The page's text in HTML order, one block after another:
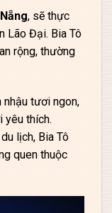
, sẽ thực
Lão Đại. Bia Tô
rộng, thường
nhậu tươi ngon,
yêu thích.
lịch, Bia Tô
quen thuộc